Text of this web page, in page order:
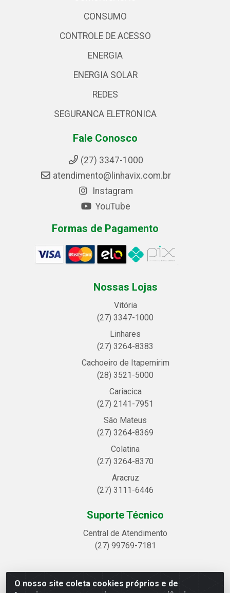
O nosso site coleta cookies próprios e de
CONSUMO
CONTROLE DE ACESSO
ENERGIA
ENERGIA SOLAR
REDES
SEGURANCA ELETRONICA
Fale Conosco
(27) 3347-1000
atendimento@linhavix.com.br
Instagram
YouTube
Formas de Pagamento
Nossas Lojas
Vitória
(27) 3347-1000
Linhares
(27) 3264-8383
Cachoeiro de Itapemirim
(28) 3521-5000
Cariacica
(27) 2141-7951
São Mateus
(27) 3264-8369
Colatina
(27) 3264-8370
Aracruz
(27) 3111-6446
Suporte Técnico
Central de Atendimento
(27) 99769-7181
Linhavix Distribuidora LTDA - Avenida Alegre, 2521 -